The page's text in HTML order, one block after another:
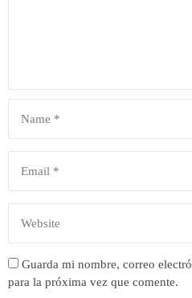
Guarda mi nombre, correo
para la próxima vez que comente.